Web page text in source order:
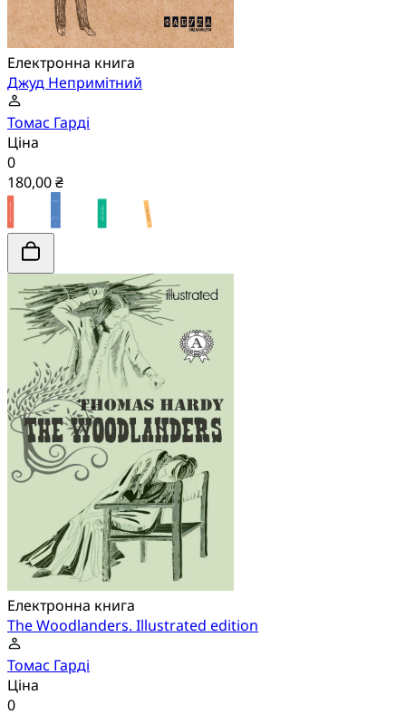
Електронна книга
Джуд Непримітний
Томас Гарді
Ціна
0
180,00 ₴
Електронна книга
The Woodlanders. Illustrated edition
Томас Гарді
Ціна
0